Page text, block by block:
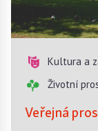
Kultura a
Životní
Veřejná